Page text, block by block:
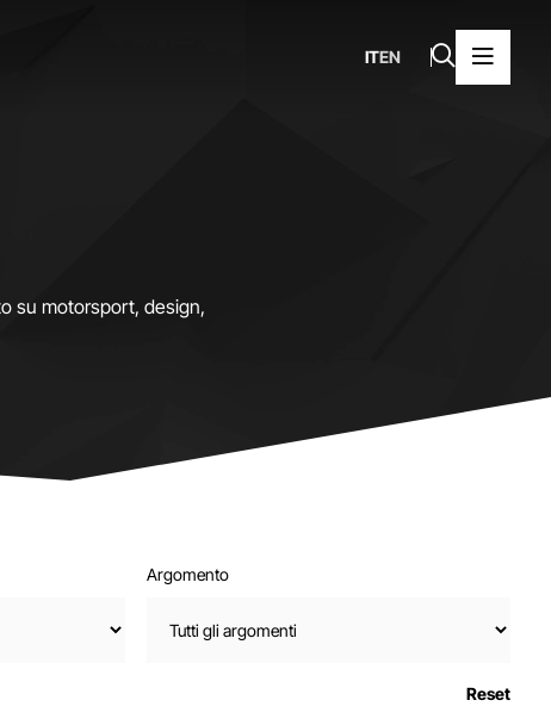
ITEN
su motorsport, design,
Argomento
Reset